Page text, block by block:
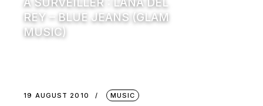
REY – BLUE JEANS (GLAM
MUSIC)
19 AUGUST 2010 MUSIC